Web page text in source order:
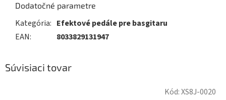
Dodatočné parametre
Kategória: Efektové pedále pre basgitaru
EAN: 8033829131947
Súvisiaci tovar
Kód:XS8J-0020